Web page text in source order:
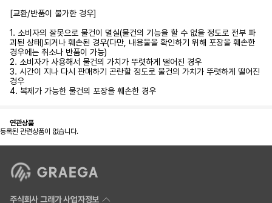
[교환/반품이 불가한 경우]
1. 소비자의 잘못으로 물건이 멸실(물건의 기능을 할 수 없을 정도로 전부 파
괴된 상태)되거나 훼손된 경우(다만, 내용물을 확인하기 위해 포장을 훼손한
경우에는 취소나 반품이 가능)
2. 소비자가 사용해서 물건의 가치가 뚜렷하게 떨어진 경우
3. 시간이 지나 다시 판매하기 곤란할 정도로 물건의 가치가 뚜렷하게 떨어진
경우
4. 복제가 가능한 물건의 포장을 훼손한 경우
연관상품
등록된 관련상품이 없습니다.
주식회사 그래가 사업자정보